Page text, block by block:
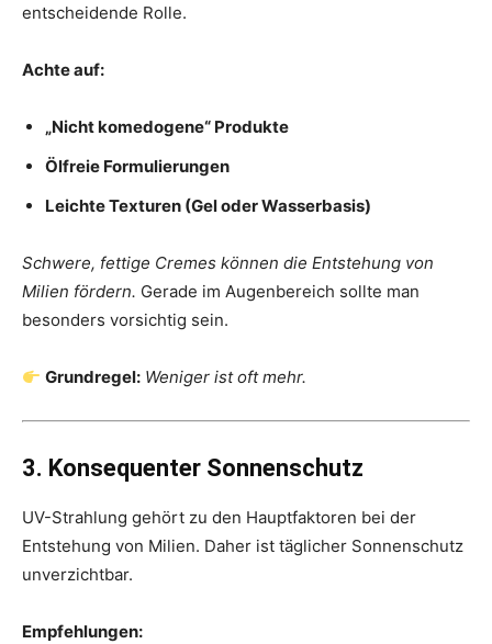
entscheidende Rolle.
Achte auf:
„Nicht komedogene“ Produkte
Ölfreie Formulierungen
Leichte Texturen (Gel oder Wasserbasis)
Schwere, fettige Cremes können die Entstehung von
Milien fördern. Gerade im Augenbereich sollte man
besonders vorsichtig sein.
Grundregel: Weniger ist oft mehr.
3. Konsequenter Sonnenschutz
UV-Strahlung gehört zu den Hauptfaktoren bei der
Entstehung von Milien. Daher ist täglicher Sonnenschutz
unverzichtbar.
Empfehlungen: